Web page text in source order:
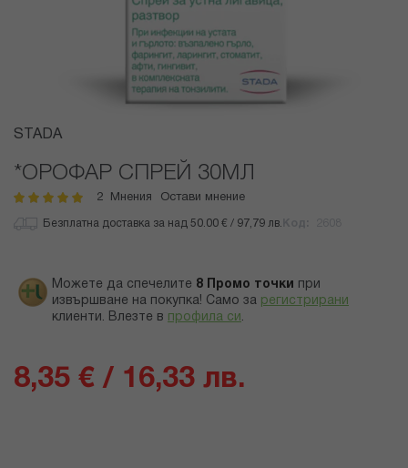
Преминете
началото
галерия
STADA
*ОРОФАР СПРЕЙ 30МЛ
рейтинг:
2 Мнения Остави мнение
Безплатна доставка за над 50.00 € / 97,79 лв.
Можете да спечелите 8 Промо точки
при
извършване на покупка! Само за регистрирани
клиенти. Влезте в профила си .
8,35 € / 16,33 лв.